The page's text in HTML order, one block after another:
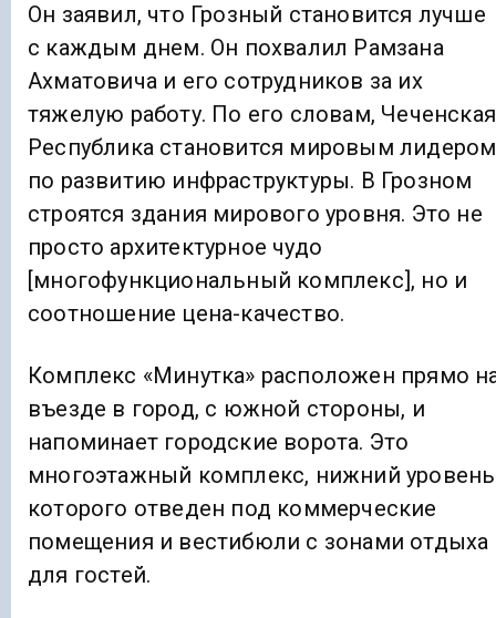
Он заявил, что Грозный становится лучше
с каждым днем. Он похвалил Рамзана
Ахматовича и его сотрудников за их
тяжелую работу. По его словам, Чеченская
Республика становится мировым лидером
по развитию инфраструктуры. В Грозном
строятся здания мирового уровня. Это не
просто архитектурное чудо
[многофункциональный комплекс], но и
соотношение цена-качество.
Комплекс «Минутка» расположен прямо
въезде в город, с южной стороны, и
напоминает городские ворота. Это
многоэтажный комплекс, нижний уровень
которого отведен под коммерческие
помещения и вестибюли с зонами отдыха
для гостей.